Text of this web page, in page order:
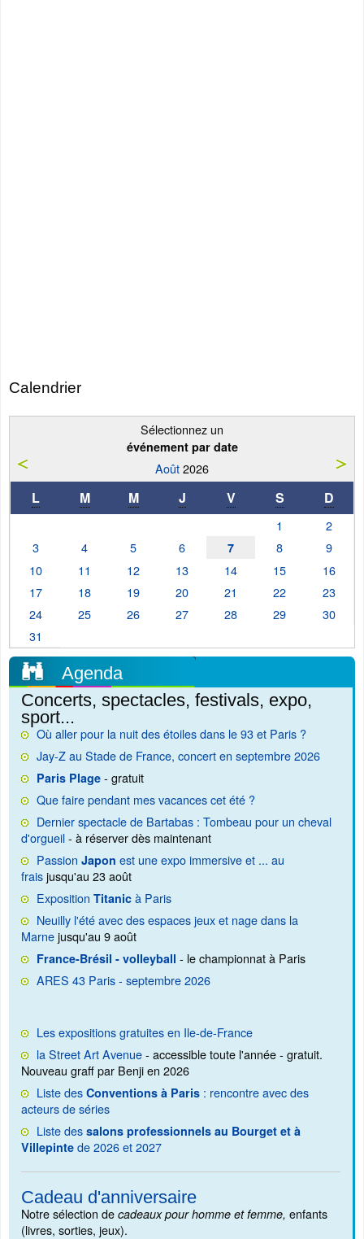
Calendrier
Sélectionnez un
événement par date
Août2026
L M M J V S D
1
2
3
4 5 6 7 8
9
10
11 12 13 14 15
16
17
18 19 20 21 22
23
24
25 26 27 28 29
30
31
Agenda
Concerts, spectacles, festivals, expo,
sport...
Où aller pour la nuit des étoiles dans le 93 et Paris ?
Jay-Z au Stade de France, concert en septembre 2026
Paris Plage - gratuit
Que faire pendant mes vacances cet été ?
Dernier spectacle de Bartabas : Tombeau pour un cheval
d'orgueil- à réserver dès maintenant
Passion Japon est une expo immersive et ... au
fraisjusqu'au 23 août
Exposition Titanic à Paris
Neuilly l'été avec des espaces jeux et nage dans la
Marnejusqu'au 9 août
France-Brésil - volleyball - le championnat à Paris
ARES 43 Paris - septembre 2026
Les expositions gratuites en Ile-de-France
la Street Art Avenue- accessible toute l'année - gratuit.
Nouveau graff par Benji en 2026
Liste des Conventions à Paris : rencontre avec des
acteurs de séries
Liste des salons professionnels au Bourget et à
Villepinte de 2026 et 2027
Cadeau d'anniversaire
Notre sélection de cadeaux pour homme et femme, enfants
(livres, sorties, jeux).